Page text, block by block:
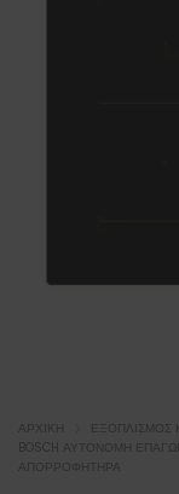
ΑΡΧΙΚΉ ΕΞΟΠΛΙΣΜΌΣ
BOSCH ΑΥΤΌΝΟΜΗ
ΑΠΟΡΡΟΦΗΤΉΡΑ